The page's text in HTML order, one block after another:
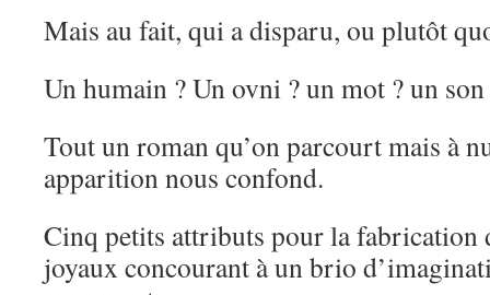
Mais au fait, qui a disparu, ou plutôt
Un humain ? Un ovni ? un mot ? un son
Tout un roman qu’on parcourt mais à
apparition nous confond.
Cinq petits attributs pour la fabrication
joyaux concourant à un brio